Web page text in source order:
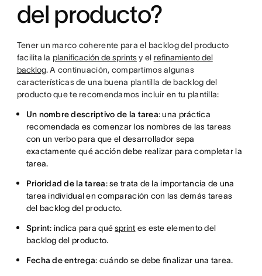
del producto?
Tener un marco coherente para el backlog del producto
facilita la planificación de sprintsy el refinamiento del
backlog. A continuación, compartimos algunas
características de una buena plantilla de backlog del
producto que te recomendamos incluir en tu plantilla:
Un nombre descriptivo de la tarea: una práctica
recomendada es comenzar los nombres de las tareas
con un verbo para que el desarrollador sepa
exactamente qué acción debe realizar para completar la
tarea.
Prioridad de la tarea: se trata de la importancia de una
tarea individual en comparación con las demás tareas
del backlog del producto.
Sprint: indica para quésprint es este elemento del
backlog del producto.
Fecha de entrega: cuándo se debe finalizar una tarea.